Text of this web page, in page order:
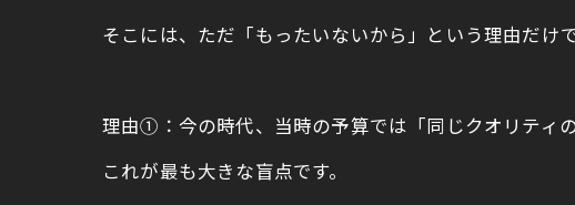
そこには、ただ「もったいないから」という理由だけ
理由①：今の時代、当時の予算では「同じクオリティ
これが最も大きな盲点です。